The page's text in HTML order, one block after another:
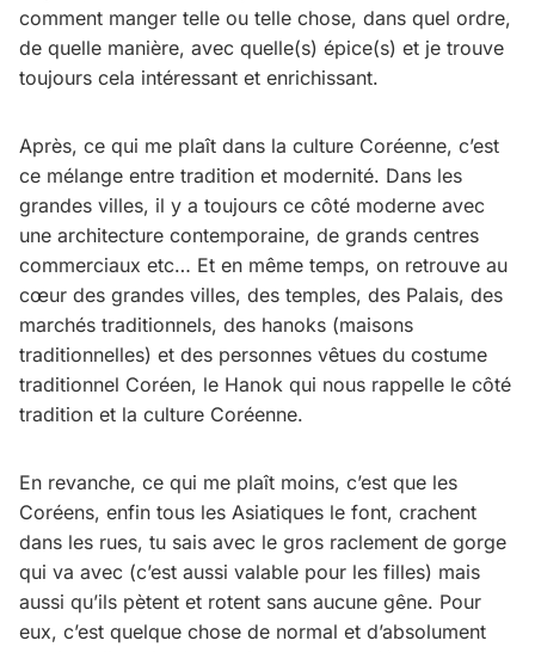
comment manger telle ou telle chose, dans quel ordre,
de quelle manière, avec quelle(s) épice(s) et je trouve
toujours cela intéressant et enrichissant.
Après, ce qui me plaît dans la culture Coréenne, c’est
ce mélange entre tradition et modernité. Dans les
grandes villes, il y a toujours ce côté moderne avec
une architecture contemporaine, de grands centres
commerciaux etc… Et en même temps, on retrouve au
cœur des grandes villes, des temples, des Palais, des
marchés traditionnels, des hanoks (maisons
traditionnelles) et des personnes vêtues du costume
traditionnel Coréen, le Hanok qui nous rappelle le côté
tradition et la culture Coréenne.
En revanche, ce qui me plaît moins, c’est que les
Coréens, enfin tous les Asiatiques le font, crachent
dans les rues, tu sais avec le gros raclement de gorge
qui va avec (c’est aussi valable pour les filles) mais
aussi qu’ils pètent et rotent sans aucune gêne. Pour
eux, c’est quelque chose de normal et d’absolument